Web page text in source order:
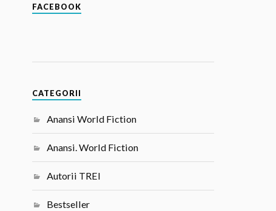
FACEBOOK
CATEGORII
Anansi World Fiction
Anansi. World Fiction
Autorii TREI
Bestseller